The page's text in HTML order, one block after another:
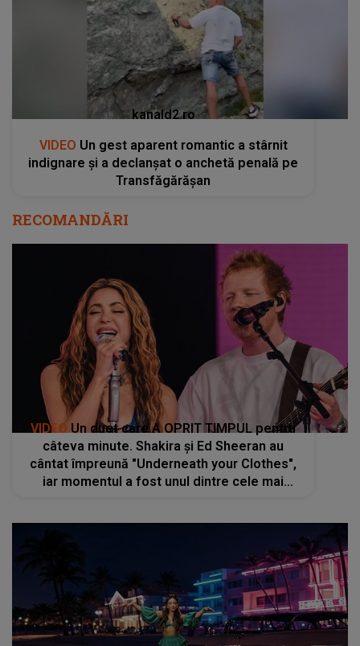
kanald2.ro
VIDEO Un gest aparent romantic a stârnit
indignare și a declanșat o anchetă penală pe
Transfăgărășan
RECOMANDĂRI
VIDEO Un duet care A OPRIT TIMPUL pentru
câteva minute. Shakira și Ed Sheeran au
cântat împreună "Underneath your Clothes",
iar momentul a fost unul dintre cele mai